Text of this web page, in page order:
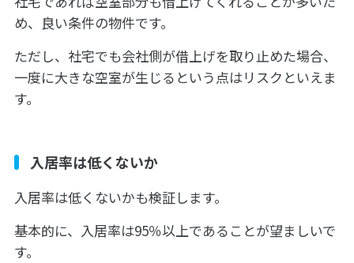
め、良い条件の物件です。
ただし、社宅でも会社側が借上げを取り止めた場合、
一度に大きな空室が生じるという点はリスクといえま
す。
入居率は低くないか
入居率は低くないかも検証します。
基本的に、入居率は95％以上であることが望ましいで
す。